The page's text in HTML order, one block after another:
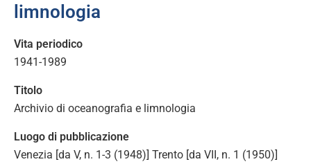
limnologia
Vita periodico
1941-1989
Titolo
Archivio di oceanografia e limnologia
Luogo di pubblicazione
Venezia [da V, n. 1-3 (1948)] Trento [da VII, n. 1 (1950)]